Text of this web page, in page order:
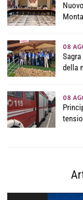
08
della
08